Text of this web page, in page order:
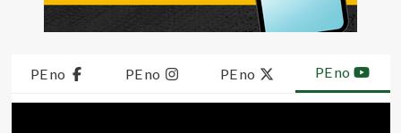
PE no PE no PE no PE no